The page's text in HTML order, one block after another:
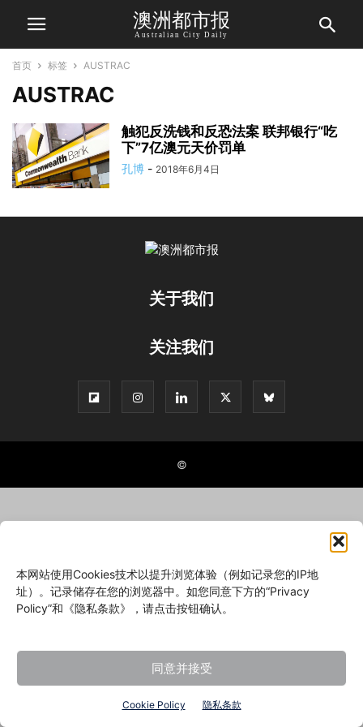
本网站使用Cookies技术以提升浏览体验（例如记录您的IP地
址）。记录储存在您的浏览器中。如您同意下方的“Privacy
Policy”和《隐私条款》，请点击按钮确认。
同意并接受
Cookie Policy 隐私条款
澳洲都市报
Australian City Daily
首页 标签 AUSTRAC
AUSTRAC
触犯反洗钱和反恐法案 联邦银行“吃
下”7亿澳元天价罚单
孔博 - 2018年6月4日
关于我们
关注我们
©